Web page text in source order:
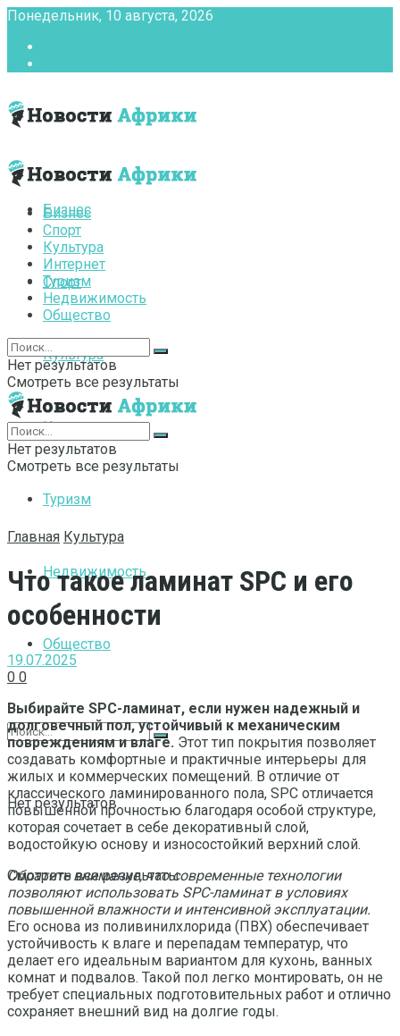
Понедельник, 10 августа, 2026
Бизнес
Спорт
Культура
Интернет
Туризм
Недвижимость
Общество
Нет результатов
Смотреть все результаты
Бизнес
Спорт
Культура
Интернет
Туризм
Недвижимость
Общество
Нет результатов
Смотреть все результаты
Нет результатов
Смотреть все результаты
Главная Культура
Что такое ламинат SPC и его
особенности
19.07.2025
0 0
Выбирайте SPC-ламинат, если нужен надежный и
долговечный пол, устойчивый к механическим
повреждениям и влаге. Этот тип покрытия позволяет
создавать комфортные и практичные интерьеры для
жилых и коммерческих помещений. В отличие от
классического ламинированного пола, SPC отличается
повышенной прочностью благодаря особой структуре,
которая сочетает в себе декоративный слой,
водостойкую основу и износостойкий верхний слой.
Обратите внимание, что современные технологии
позволяют использовать SPC-ламинат в условиях
повышенной влажности и интенсивной эксплуатации.
Его основа из поливинилхлорида (ПВХ) обеспечивает
устойчивость к влаге и перепадам температур, что
делает его идеальным вариантом для кухонь, ванных
комнат и подвалов. Такой пол легко монтировать, он не
требует специальных подготовительных работ и отлично
сохраняет внешний вид на долгие годы.